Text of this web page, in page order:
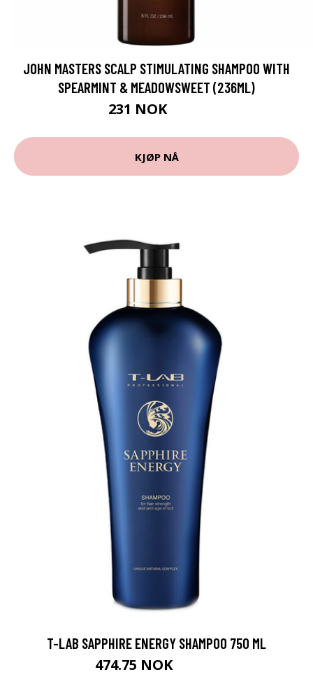
JOHN MASTERS SCALP STIMULATING SHAMPOO WITH
SPEARMINT & MEADOWSWEET (236ML)
231 NOK
KJØP NÅ
T-LAB SAPPHIRE ENERGY SHAMPOO 750 ML
474.75 NOK